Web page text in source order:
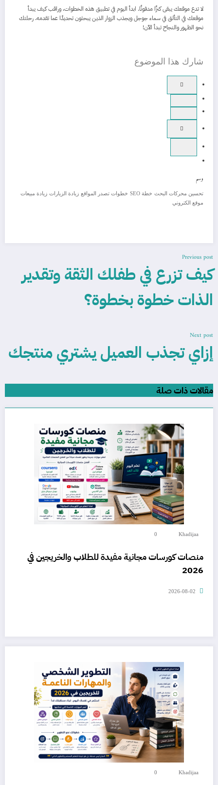
لا تدع موقعك يبقى كنزًا مدفونًا. ابدأ اليوم في تطبيق هذه الخطوات، وراقب كيف يبدأ
موقعك في التألق في سماء جوجل ويجذب الزوار الذين يبحثون تحديدًا عما تقدمه. رحلتك
نحو الظهور والنجاح تبدأ الآن!
شارك هذا الموضوع
وسم
تحسين محركات البحث خطة SEO خطوات تصدر المواقع زيادة الزيارات زيادة مبيعات
موقع الكتروني
Previous post
كيف تزرع في طفلك الثقة وتقدير
الذات خطوة بخطوة؟
Next post
إزاي تجذب العميل يشتري منتجك
مقالات ذات صلة
Khadijaa
0
منصات كورسات مجانية مفيدة للطلاب والخريجين في
2026
2026-08-02
Khadijaa
0